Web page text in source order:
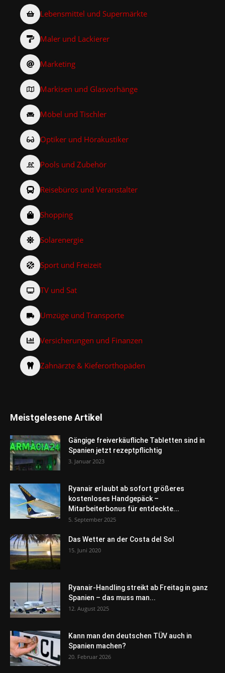
Lebensmittel und Supermärkte
Maler und Lackierer
Marketing
Markisen und Glasvorhänge
Möbel und Tischler
Optiker und Hörakustiker
Pools und Zubehör
Reisebüros und Veranstalter
Shopping
Solarenergie
Sport und Freizeit
TV und Sat
Umzüge und Transporte
Versicherungen und Finanzen
Zahnärzte & Kieferorthopäden
Meistgelesene Artikel
Gängige freiverkäufliche Tabletten sind in
Spanien jetzt rezeptpflichtig
3. Januar 2023
Ryanair erlaubt ab sofort größeres
kostenloses Handgepäck –
Mitarbeiterbonus für entdeckte...
5. September 2025
Das Wetter an der Costa del Sol
15. Juni 2020
Ryanair-Handling streikt ab Freitag in ganz
Spanien – das muss man...
12. August 2025
Kann man den deutschen TÜV auch in
Spanien machen?
20. Februar 2026